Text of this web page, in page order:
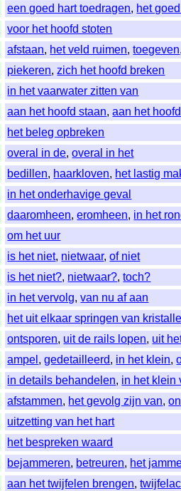
een goed hart toedragen, het
voor het hoofd stoten
afstaan, het veld ruimen,toegeven
piekeren,zich het hoofd breken
in het vaarwater zitten van
aan het hoofd staan,aan het
het beleg opbreken
overal in de,overal in het
bedillen, haarkloven, het lastig
in het onderhavige geval
daaromheen,eromheen, in het
om het uur
is het niet, nietwaar,of niet
is het niet?, nietwaar?,toch?
in het vervolg,van nu af aan
het uit elkaar springen van
ontsporen, uit de rails lopen, uit
ampel ,gedetailleerd, in het klein,
in details behandelen, in het klein
afstammen, het gevolg zijn van,
uitzetting van het hart
het bespreken waard
bejammeren, betreuren, het
aan het twijfelen brengen,